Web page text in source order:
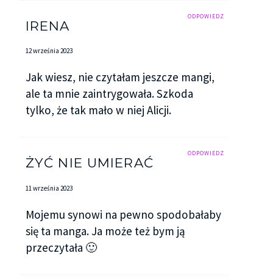
ODPOWIEDZ
IRENA
12 września 2023
Jak wiesz, nie czytałam jeszcze mangi,
ale ta mnie zaintrygowała. Szkoda
tylko, że tak mało w niej Alicji.
ODPOWIEDZ
ŻYĆ NIE UMIERAĆ
11 września 2023
Mojemu synowi na pewno spodobałaby
się ta manga. Ja może też bym ją
przeczytała 🙂